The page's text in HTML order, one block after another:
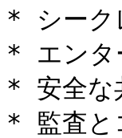
* シーク
* エンタ
* 安全な
* 監査と